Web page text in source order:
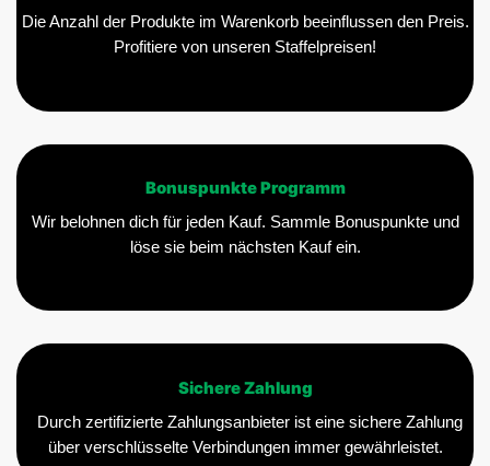
Die Anzahl der Produkte im Warenkorb beeinflussen den Preis.
Profitiere von unseren Staffelpreisen!
Bonuspunkte Programm
Wir belohnen dich für jeden Kauf. Sammle Bonuspunkte und
löse sie beim nächsten Kauf ein.
Sichere Zahlung
Durch zertifizierte Zahlungsanbieter ist eine sichere Zahlung
über verschlüsselte Verbindungen immer gewährleistet.